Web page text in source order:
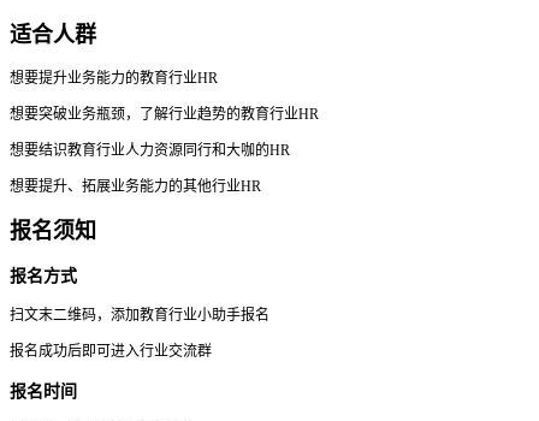
适合人群
想要提升业务能力的教育行业HR
想要突破业务瓶颈，了解行业趋势的教育行业HR
想要结识教育行业人力资源同行和大咖的HR
想要提升、拓展业务能力的其他行业HR
报名须知
报名方式
扫文末二维码，添加教育行业小助手报名
报名成功后即可进入行业交流群
报名时间